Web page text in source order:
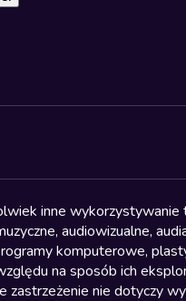
inne
audiowizualne,
komputerowe,
na sposób ich
zastrzeżenie nie dotyczy